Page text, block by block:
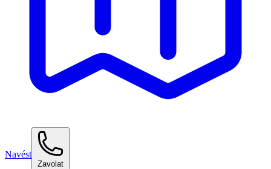
Navést
Zavolat